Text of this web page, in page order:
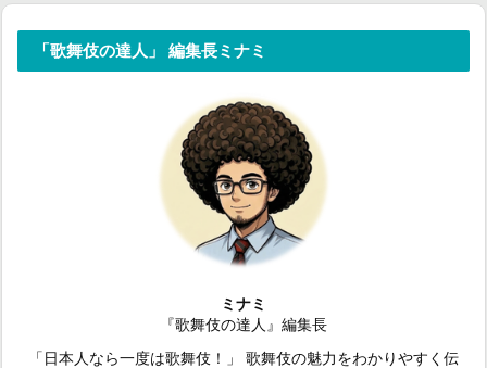
「歌舞伎の達人」 編集長ミナミ
ミナミ
『歌舞伎の達人』編集長
「日本人なら一度は歌舞伎！」 歌舞伎の魅力をわかりやすく伝